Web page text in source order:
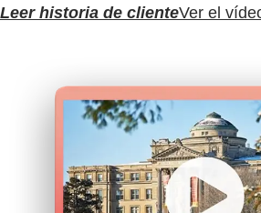
Leer historia de clienteVer el